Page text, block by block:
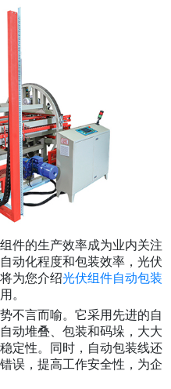
件的生产效率成为业内关注
动化程度和包装效率，光伏
为您介绍光伏组件自动包装
。
不言而喻。它采用先进的自
动堆叠、包装和码垛，大大
定性。同时，自动包装线还
误，提高工作安全性，为企